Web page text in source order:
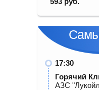
17:30
Горячий
АЗС